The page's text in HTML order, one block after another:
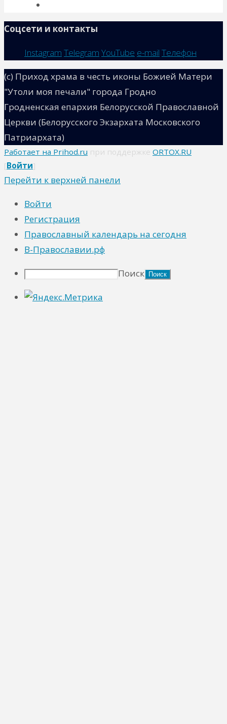
Соцсети и контакты
Instagram Telegram YouTube e-mail Телефон
(с) Приход храма в честь иконы Божией Матери
"Утоли моя печали" города Гродно
Гродненская епархия Белорусской Православной
Церкви (Белорусского Экзархата Московского
Патриархата)
Работает на Prihod.ru при поддержке ORTOX.RU
[Войти]
Перейти к верхней панели
Войти
Регистрация
Православный календарь на сегодня
В-Православии.рф
Поиск